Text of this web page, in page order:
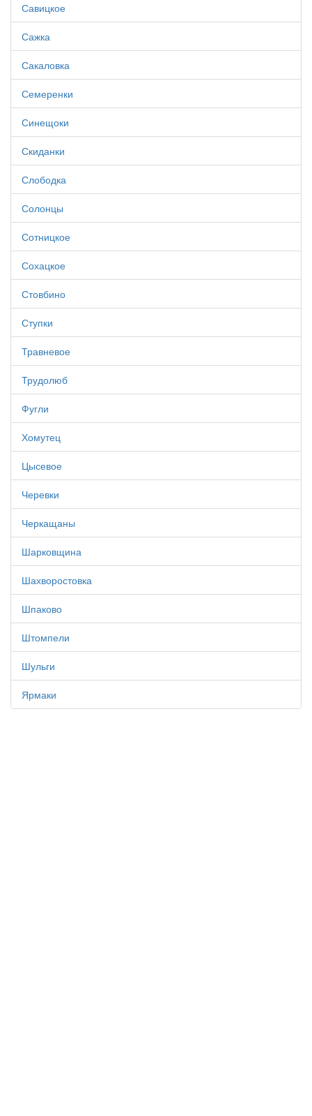
Савицкое
Сажка
Сакаловка
Семеренки
Синещоки
Скиданки
Слободка
Солонцы
Сотницкое
Сохацкое
Стовбино
Ступки
Травневое
Трудолюб
Фугли
Хомутец
Цысевое
Черевки
Черкащаны
Шарковщина
Шахворостовка
Шпаково
Штомпели
Шульги
Ярмаки